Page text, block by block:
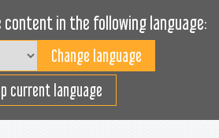
content in the following language:
current language
efektivně